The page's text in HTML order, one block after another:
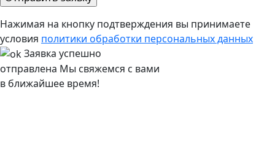
Нажимая на кнопку подтверждения вы принимаете
условия политики обработки персональных данных
Заявка успешно
отправлена Мы свяжемся с вами
в ближайшее время!